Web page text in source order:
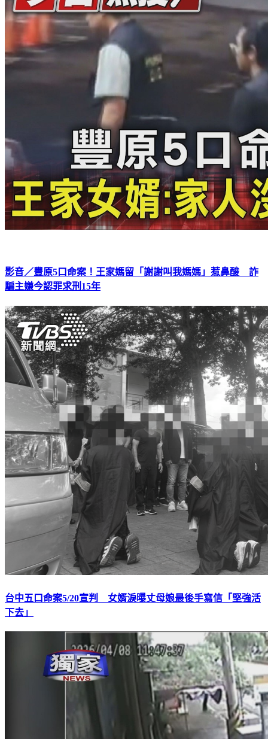
影音／豐原5口命案！王家媽留「謝謝叫我媽媽」惹鼻酸 詐
騙主嫌今認罪求刑15年
台中五口命案5/20宣判 女婿淚曝丈母娘最後手寫信「堅強活
下去」